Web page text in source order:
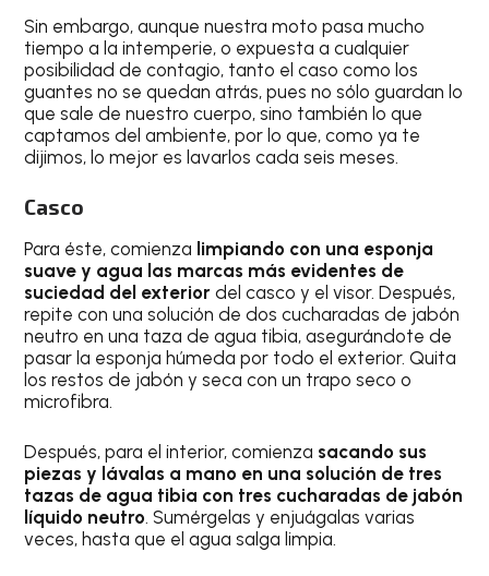
Sin embargo, aunque nuestra moto pasa mucho
tiempo a la intemperie, o expuesta a cualquier
posibilidad de contagio, tanto el caso como los
guantes no se quedan atrás, pues no sólo guardan lo
que sale de nuestro cuerpo, sino también lo que
captamos del ambiente, por lo que, como ya te
dijimos, lo mejor es lavarlos cada seis meses.
Casco
Para éste, comienza limpiando con una esponja
suave y agua las marcas más evidentes de
suciedad del exterior del casco y el visor. Después,
repite con una solución de dos cucharadas de jabón
neutro en una taza de agua tibia, asegurándote de
pasar la esponja húmeda por todo el exterior. Quita
los restos de jabón y seca con un trapo seco o
microfibra.
Después, para el interior, comienza sacando sus
piezas y lávalas a mano en una solución de tres
tazas de agua tibia con tres cucharadas de jabón
líquido neutro. Sumérgelas y enjuágalas varias
veces, hasta que el agua salga limpia.